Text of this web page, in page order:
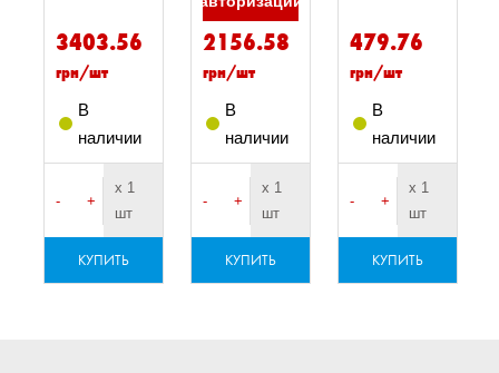
3403.56
грн/шт
В
наличии
- +
х 1
шт
КУПИТЬ
2156.58
грн/шт
В
наличии
- +
х 1
шт
КУПИТЬ
479.76
грн/шт
В
наличии
- +
х 1
шт
КУПИТЬ